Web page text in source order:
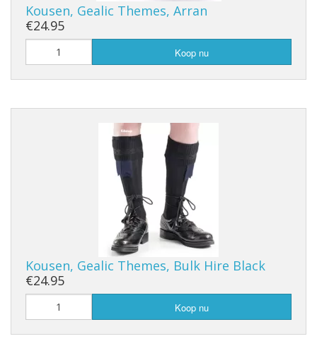
Kousen, Gealic Themes, Arran
€24.95
Koop nu
Kousen, Gealic Themes, Bulk Hire Black
€24.95
Koop nu